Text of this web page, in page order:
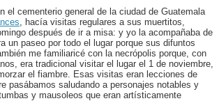
el cementerio general de la ciudad de Guatemala
, hacía visitas regulares a sus muertitos,
después de ir a misa: y yo la acompañaba de
un paseo por todo el lugar porque sus difuntos
me familiaricé con la necrópolis porque, con
era tradicional visitar el lugar el 1 de noviembre,
el fiambre. Esas visitas eran lecciones de
pasábamos saludando a personajes notables y
y mausoleos que eran artísticamente